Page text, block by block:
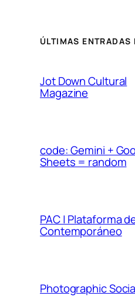
ÚLTIMAS ENTRADAS
Jot Down Cultural
Magazine
code: Gemini +
Sheets = random
PAC | Plataforma
Contemporáneo
Photographic